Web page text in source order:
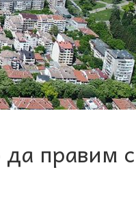
правим с